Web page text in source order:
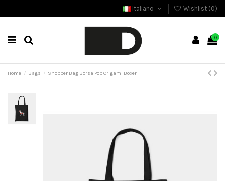
Italiano Wishlist (0)
0
Home Bags Shopper Bag Borsa Pop Origami Boxer